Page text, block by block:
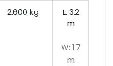
2.600 kg
L: 3.2
m
W: 1.7
m